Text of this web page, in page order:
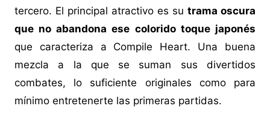
tercero. El principal atractivo es sutrama oscura
que no abandona ese colorido toque japonés
que caracteriza a Compile Heart. Una buena
mezcla a la que se suman sus divertidos
combates, lo suficiente originales como para
mínimo entretenerte las primeras partidas.